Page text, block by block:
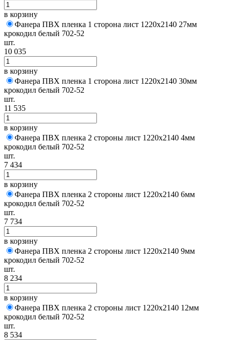
в корзину
Фанера ПВХ пленка 1 сторона лист 1220х2140 27мм
крокодил белый 702-52
шт.
10 035
в корзину
Фанера ПВХ пленка 1 сторона лист 1220х2140 30мм
крокодил белый 702-52
шт.
11 535
в корзину
Фанера ПВХ пленка 2 стороны лист 1220х2140 4мм
крокодил белый 702-52
шт.
7 434
в корзину
Фанера ПВХ пленка 2 стороны лист 1220х2140 6мм
крокодил белый 702-52
шт.
7 734
в корзину
Фанера ПВХ пленка 2 стороны лист 1220х2140 9мм
крокодил белый 702-52
шт.
8 234
в корзину
Фанера ПВХ пленка 2 стороны лист 1220х2140 12мм
крокодил белый 702-52
шт.
8 534